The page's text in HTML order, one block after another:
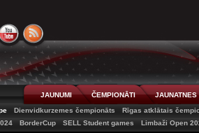
JAUNUMI ČEMPIONĀTI JAUNATNES
Dienvidkurzemes čempionāts Rīgas atklātais
BorderCup SELL Student games Limbaži Open